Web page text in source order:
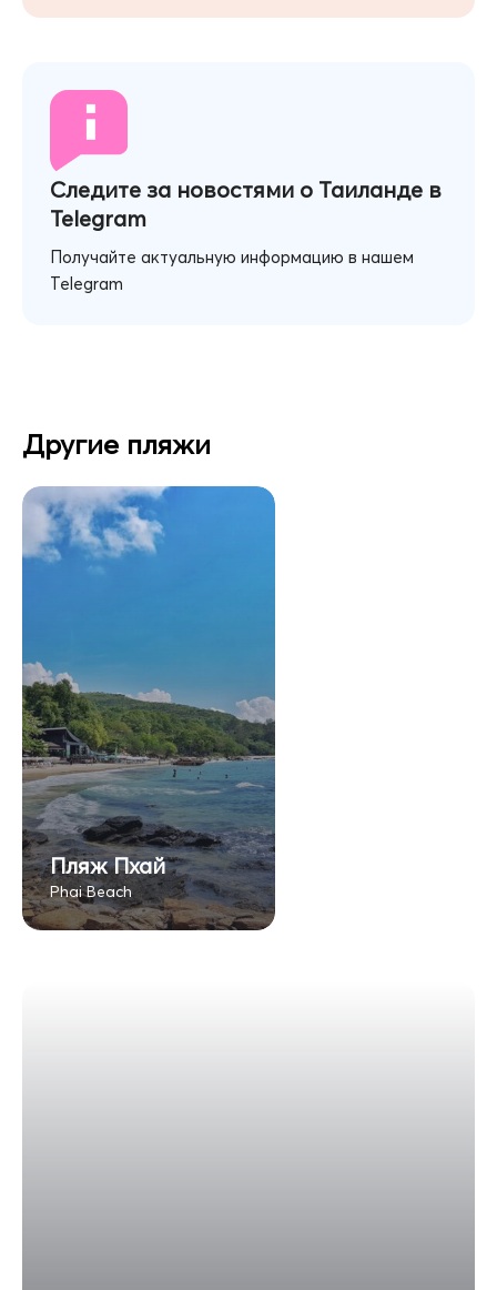
Следите за новостями о Таиланде в
Telegram
Получайте актуальную информацию в нашем
Telegram
Другие пляжи
Пляж Пхай
Phai Beach